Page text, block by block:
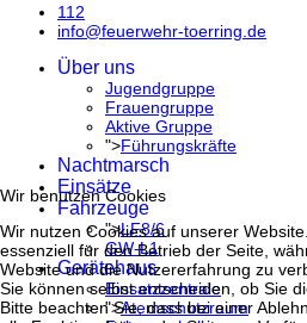
112
info@feuerwehr-toerring.de
Über uns
Jugendgruppe
Frauengruppe
Aktive Gruppe
">Führungskräfte
Nachtmarsch
Einsätze
Fahrzeuge
">LF8/6
GW-L1
Gerätehaus
Einsatzzentrale
">Atemschutzraum
Wir benutzen Cookies
Wir nutzen Cookies auf unserer
essenziell für den Betrieb der Seite,
Website und die Nutzererfahrung zu
Sie können selbst entscheiden, ob Sie
Bitte beachten Sie, dass bei einer